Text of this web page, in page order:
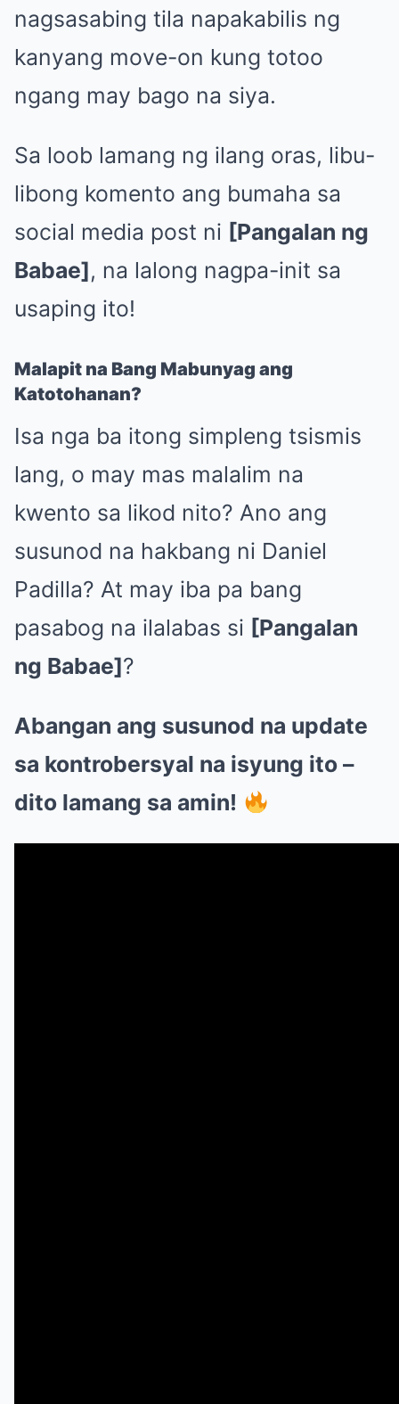
nagsasabing tila napakabilis ng
kanyang move-on kung totoo
ngang may bago na siya.
Sa loob lamang ng ilang oras, libu-
libong komento ang bumaha sa
social media post ni [Pangalan ng
Babae], na lalong nagpa-init sa
usaping ito!
Malapit na Bang Mabunyag ang
Katotohanan?
Isa nga ba itong simpleng tsismis
lang, o may mas malalim na
kwento sa likod nito? Ano ang
susunod na hakbang ni Daniel
Padilla? At may iba pa bang
pasabog na ilalabas si [Pangalan
ng Babae]?
Abangan ang susunod na update
sa kontrobersyal na isyung ito –
dito lamang sa amin!